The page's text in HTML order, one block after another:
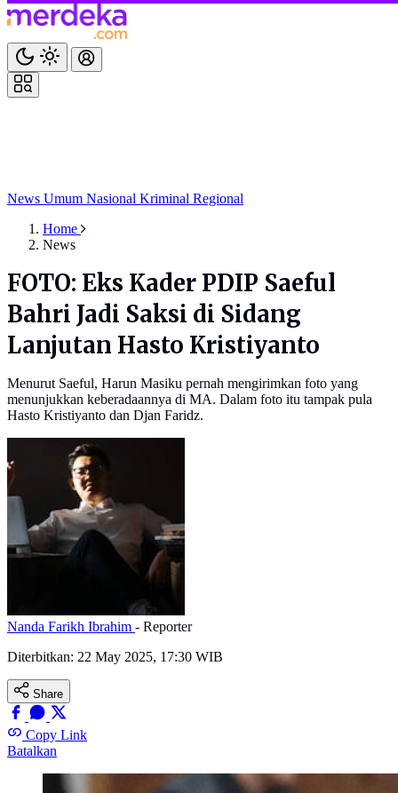
News Umum Nasional Kriminal Regional
Home
News
FOTO: Eks Kader PDIP Saeful
Bahri Jadi Saksi di Sidang
Lanjutan Hasto Kristiyanto
Menurut Saeful, Harun Masiku pernah mengirimkan foto yang
menunjukkan keberadaannya di MA. Dalam foto itu tampak pula
Hasto Kristiyanto dan Djan Faridz.
Nanda Farikh Ibrahim - Reporter
Diterbitkan: 22 May 2025, 17:30 WIB
Share
Copy Link
Batalkan